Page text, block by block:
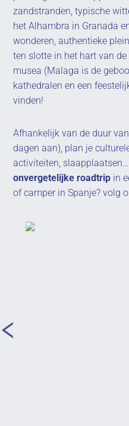
zandstranden, typische
het Alhambra in Granada
wonderen, authentieke
ten slotte in het hart van
musea (Malaga is de
kathedralen en een
vinden!
Afhankelijk van de duur
dagen aan), plan je
activiteiten,
onvergetelijke roadtrip in
of camper in Spanje? volg